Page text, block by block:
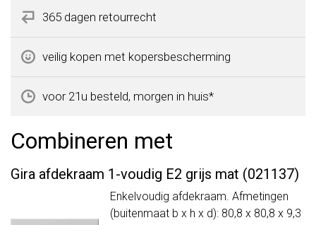
365 dagen retourrecht
veilig kopen met kopersbescherming
voor 21u besteld, morgen in huis*
Combineren met
Gira afdekraam 1-voudig E2 grijs mat (021137)
Enkelvoudig afdekraam. Afmetingen
(buitenmaat b x h x d): 80,8 x 80,8 x 9,3